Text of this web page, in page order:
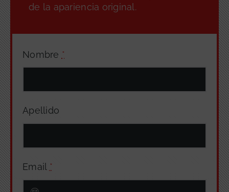
Nombre *
Apellido
Email *
de la apariencia original.